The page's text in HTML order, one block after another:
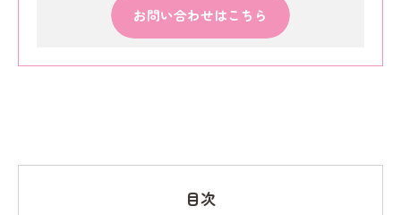
お問い合わせはこちら
目次